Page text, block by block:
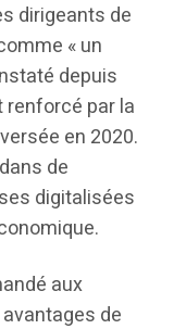
dirigeants de
« un
depuis
par la
en 2020.
de
digitalisées
aux
de